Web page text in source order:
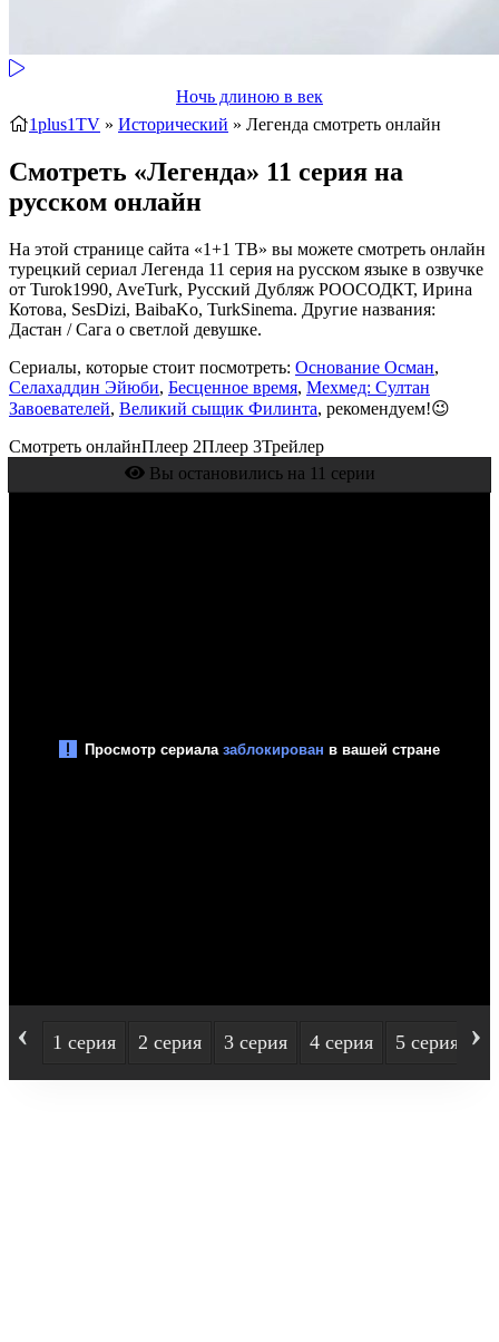
Ночь длиною в век
1plus1TV » Исторический » Легенда смотреть онлайн
Смотреть «Легенда» 11 серия на
русском онлайн
На этой странице сайта «1+1 ТВ» вы можете смотреть онлайн
турецкий сериал Легенда 11 серия на русском языке в озвучке
от Turok1990, AveTurk, Русский Дубляж РООСОДКТ, Ирина
Котова, SesDizi, BaibaKo, TurkSinema. Другие названия:
Дастан / Сага о светлой девушке.
Сериалы, которые стоит посмотреть: Основание Осман,
Селахаддин Эйюби, Бесценное время, Мехмед: Султан
Завоевателей, Великий сыщик Филинта, рекомендуем!😉
Смотреть онлайнПлеер 2Плеер 3Трейлер
Вы остановились на 11 серии
‹ 1 серия 2 серия 3 серия 4 серия 5 серия ›